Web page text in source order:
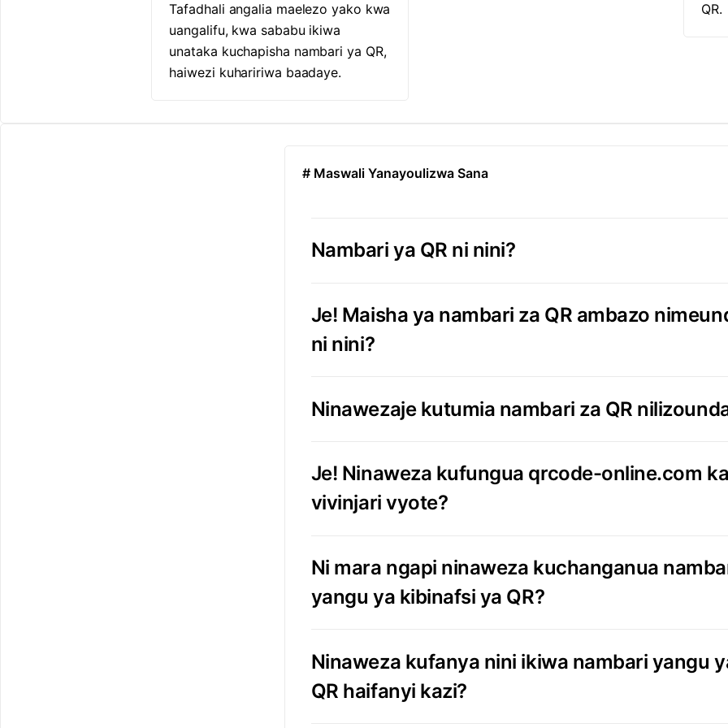
Tafadhali angalia maelezo yako kwa
uangalifu, kwa sababu ikiwa
unataka kuchapisha nambari ya QR,
haiwezi kuhaririwa baadaye.
QR.
# Maswali Yanayoulizwa Sana
Nambari ya QR ni nini?
Je! Maisha ya nambari za QR ambazo
ni nini?
Ninawezaje kutumia nambari za QR
Je! Ninaweza kufungua qrcode-online.com
vivinjari vyote?
Ni mara ngapi ninaweza kuchanganua
yangu ya kibinafsi ya QR?
Ninaweza kufanya nini ikiwa nambari yangu
QR haifanyi kazi?